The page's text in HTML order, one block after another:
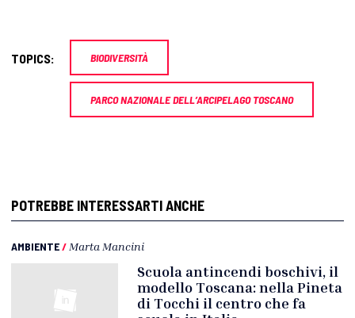
TOPICS: BIODIVERSITÀ
PARCO NAZIONALE DELL’ARCIPELAGO TOSCANO
POTREBBE INTERESSARTI ANCHE
AMBIENTE/ Marta Mancini
Scuola antincendi boschivi, il
modello Toscana: nella Pineta
di Tocchi il centro che fa